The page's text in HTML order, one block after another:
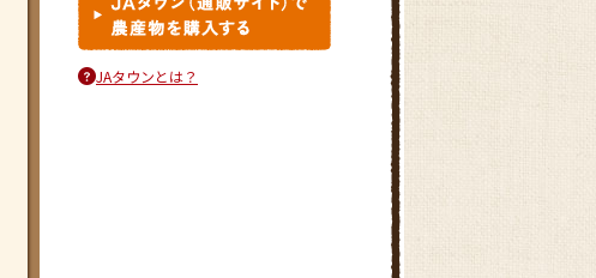
さつまいもごはん
JAタウンとは？